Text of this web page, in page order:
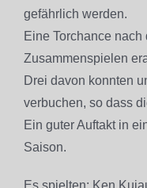
gefährlich werden.
Eine Torchance
Zusammenspielen
Drei davon konnten
verbuchen, so dass
Ein guter Auftakt in
Saison.